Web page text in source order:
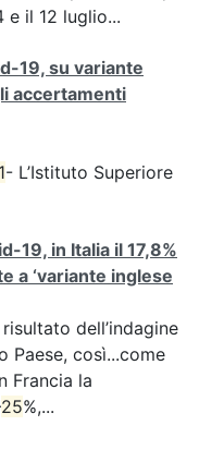
il 12 luglio...
19, su variante
accertamenti
- L’Istituto Superiore
19, in Italia il 17,8%
a ‘variante inglese
dell’indagine
Paese, così...come
Francia la
25%,...